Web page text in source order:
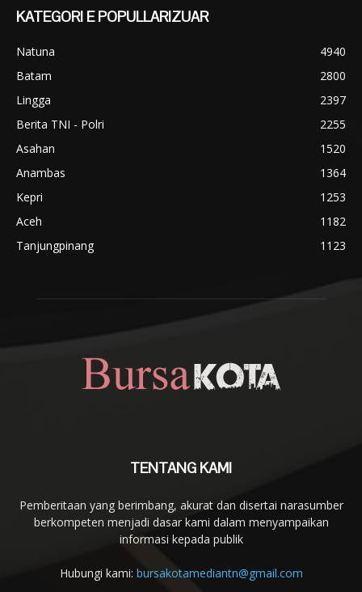
KATEGORI E POPULLARIZUAR
Natuna
4940
Batam
2800
Lingga
2397
Berita TNI - Polri
2255
Asahan
1520
Anambas
1364
Kepri
1253
Aceh
1182
Tanjungpinang
1123
TENTANG KAMI
Pemberitaan yang berimbang, akurat dan disertai narasumber
berkompeten menjadi dasar kami dalam menyampaikan
informasi kepada publik
Hubungi kami: bursakotamediantn@gmail.com